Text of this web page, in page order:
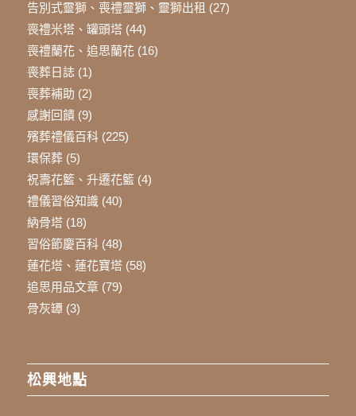
告別式靈獅、喪禮靈獅、靈獅出租 (27)
喪禮米塔、罐頭塔(44)
喪禮蘭花、追思蘭花(16)
喪葬日誌(1)
喪葬補助 (2)
感謝回饋(9)
殯葬禮儀百科(225)
環保葬(5)
祝壽花籃、升遷花籃(4)
禮儀習俗知識(40)
納骨塔(18)
習俗節慶百科(48)
蓮花塔、蓮花寶塔(58)
追思用品文章(79)
骨灰罈(3)
松興地點